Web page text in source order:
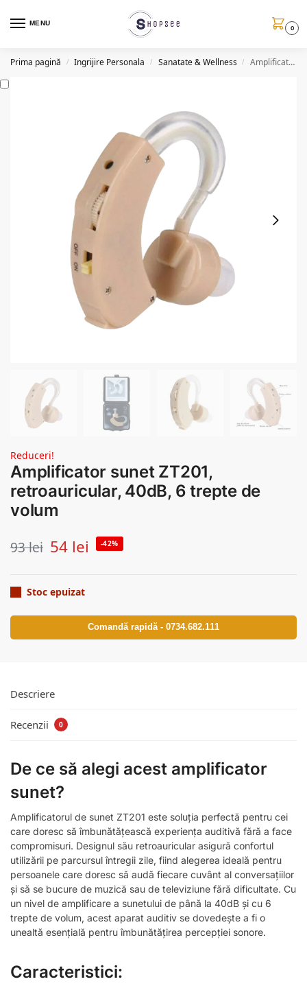
MENU
0
Prima pagină / Ingrijire Personala / Sanatate & Wellness / Amplificator sunet ZT201, retroauricular, 40dB, 6 trepte de volum
Reduceri!
Amplificator sunet ZT201,
retroauricular, 40dB, 6 trepte de
volum
93lei 54 lei -42%
Stoc epuizat
Comandă rapidă - 0734.682.111
Descriere
Recenzii 0
De ce să alegi acest amplificator
sunet?
Amplificatorul de sunet ZT201 este soluția perfectă pentru cei
care doresc să îmbunătățească experiența auditivă fără a face
compromisuri. Designul său retroauricular asigură confortul
utilizării pe parcursul întregii zile, fiind alegerea ideală pentru
persoanele care doresc să audă fiecare cuvânt al conversațiilor
și să se bucure de muzică sau de televiziune fără dificultate. Cu
un nivel de amplificare a sunetului de până la 40dB și cu 6
trepte de volum, acest aparat auditiv se dovedește a fi o
unealtă esențială pentru îmbunătățirea percepției sonore.
Caracteristici: